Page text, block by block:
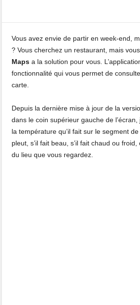
Vous avez envie de partir en week-end,
? Vous cherchez un restaurant, mais
Mapsa la solution pour vous.
fonctionnalité qui vous permet de
carte.
Depuis la dernière mise à jour de la
dans le coin supérieur gauche de
la température qu’il fait sur le segment
pleut, s’il fait beau, s’il fait chaud ou
du lieu que vous regardez.